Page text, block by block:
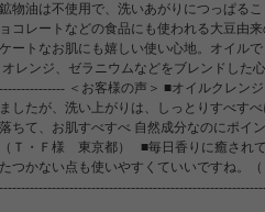
物油は不使用で、洗いあがりにつっぱる
コレートなどの食品にも使われる大豆由
ートなお肌にも嬉しい使い心地。オイル
オレンジ、ゼラニウムなどをブレンドし
＜お客様の声＞ ■オイルクレン
したが、洗い上がりは、しっとりすべ
ちて、お肌すべすべ 自然成分なのにポイ
Ｔ・Ｆ様 東京都） ■毎日香りに癒され
つかない点も使いやすくていいですね